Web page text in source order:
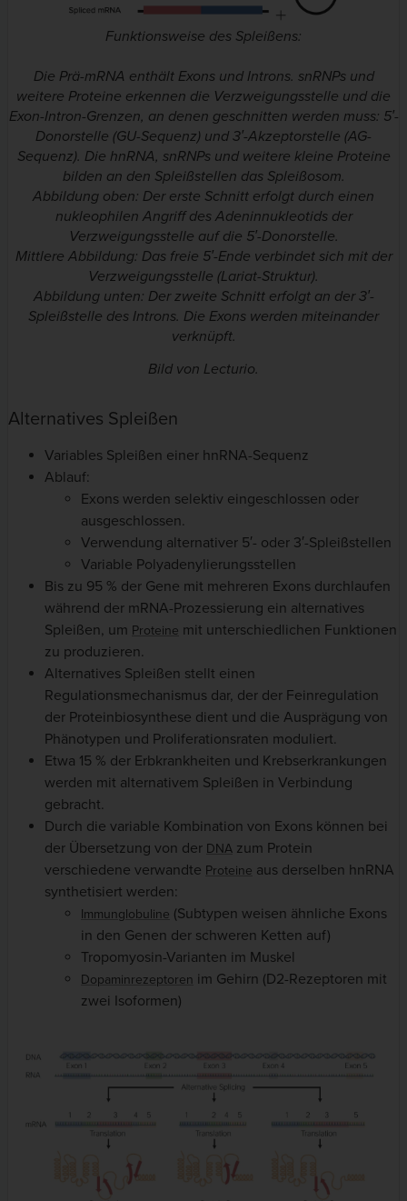
Funktionsweise des Spleißens:
Die Prä-mRNA enthält Exons und Introns. snRNPs und
weitere Proteine erkennen die Verzweigungsstelle und die
Exon-Intron-Grenzen, an denen geschnitten werden muss: 5′-
Donorstelle (GU-Sequenz) und 3′-Akzeptorstelle (AG-
Sequenz). Die hnRNA, snRNPs und weitere kleine Proteine
bilden an den Spleißstellen das Spleißosom.
Abbildung oben: Der erste Schnitt erfolgt durch einen
nukleophilen Angriff des Adeninnukleotids der
Verzweigungsstelle auf die 5′-Donorstelle.
Mittlere Abbildung: Das freie 5′-Ende verbindet sich mit der
Verzweigungsstelle (Lariat-Struktur).
Abbildung unten: Der zweite Schnitt erfolgt an der 3′-
Spleißstelle des Introns. Die Exons werden miteinander
verknüpft.
Bild von Lecturio.
Alternatives Spleißen
Variables Spleißen einer hnRNA-Sequenz
Ablauf:
Exons werden selektiv eingeschlossen oder
ausgeschlossen.
Verwendung alternativer 5′- oder 3′-Spleißstellen
Variable Polyadenylierungsstellen
Bis zu 95 % der Gene mit mehreren Exons durchlaufen
während der mRNA-Prozessierung ein alternatives
Spleißen, um Proteine mit unterschiedlichen Funktionen
zu produzieren.
Alternatives Spleißen stellt einen
Regulationsmechanismus dar, der der Feinregulation
der Proteinbiosynthese dient und die Ausprägung von
Phänotypen und Proliferationsraten moduliert.
Etwa 15 % der Erbkrankheiten und Krebserkrankungen
werden mit alternativem Spleißen in Verbindung
gebracht.
Durch die variable Kombination von Exons können bei
der Übersetzung von der DNA zum Protein
verschiedene verwandte Proteine aus derselben hnRNA
synthetisiert werden:
Immunglobuline (Subtypen weisen ähnliche Exons
in den Genen der schweren Ketten auf)
Tropomyosin-Varianten im Muskel
Dopaminrezeptoren im Gehirn (D2-Rezeptoren mit
zwei Isoformen)